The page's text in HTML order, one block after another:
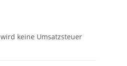
keine Umsatzsteuer